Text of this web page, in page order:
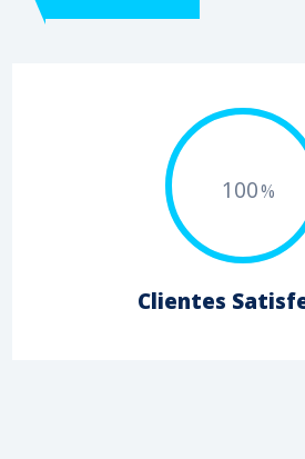
100
Clientes